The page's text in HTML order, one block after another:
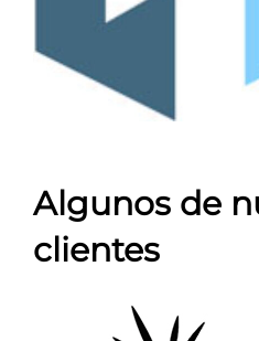
Algunos de
clientes